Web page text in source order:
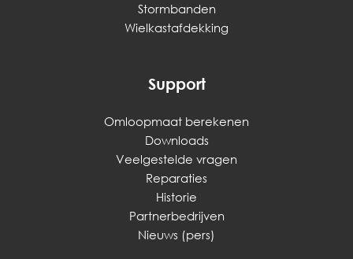
Stormbanden
Wielkastafdekking
Support
Omloopmaat berekenen
Downloads
Veelgestelde vragen
Reparaties
Historie
Partnerbedrijven
Nieuws (pers)